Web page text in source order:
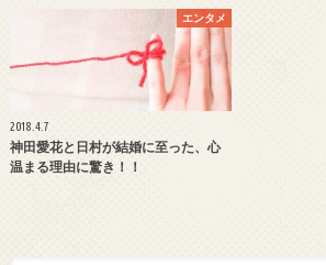
エンタメ
2018.4.7
神田愛花と日村が結婚に至った、心
温まる理由に驚き！！